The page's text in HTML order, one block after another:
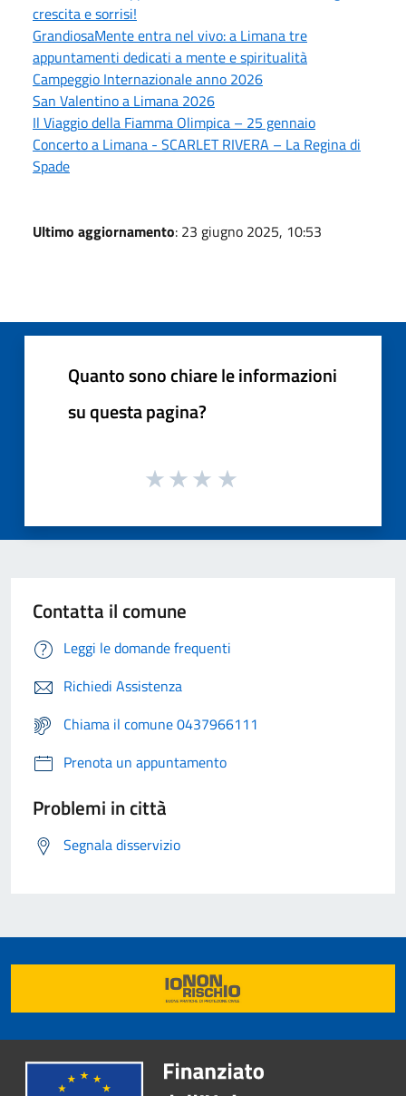
crescita e sorrisi!
GrandiosaMente entra nel vivo: a Limana tre
appuntamenti dedicati a mente e spiritualità
Campeggio Internazionale anno 2026
San Valentino a Limana 2026
Il Viaggio della Fiamma Olimpica – 25 gennaio
Concerto a Limana - SCARLET RIVERA – La Regina di
Spade
Ultimo aggiornamento: 23 giugno 2025, 10:53
Quanto sono chiare le informazioni
su questa pagina?
Contatta il comune
Leggi le domande frequenti
Richiedi Assistenza
Chiama il comune 0437966111
Prenota un appuntamento
Problemi in città
Segnala disservizio